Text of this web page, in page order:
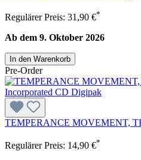
Regulärer Preis: 31,90 €*
Ab dem 9. Oktober 2026
In den Warenkorb
Pre-Order
TEMPERANCE MOVEMENT,
Regulärer Preis: 14,90 €*